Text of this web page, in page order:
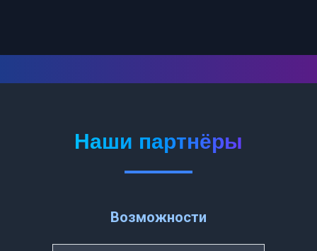
Наши партнёры
Возможности